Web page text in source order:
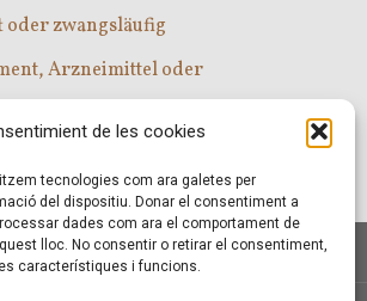
de les cookies
tecnologies com ara galetes per
del dispositiu. Donar el consentiment a
dades com ara el comportament de
lloc. No consentir o retirar el consentiment,
característiques i funcions.
oder zwangsläufig
Arzneimittel oder
d’alemany?